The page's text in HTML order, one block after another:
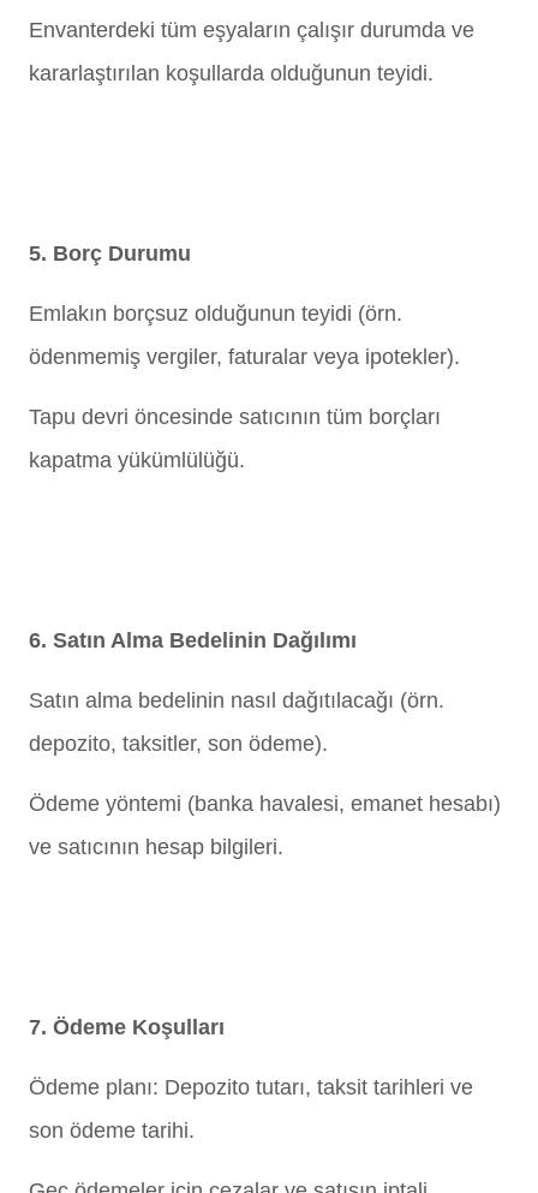
Envanterdeki tüm eşyaların çalışır durumda ve
kararlaştırılan koşullarda olduğunun teyidi.
5. Borç Durumu
Emlakın borçsuz olduğunun teyidi (örn.
ödenmemiş vergiler, faturalar veya ipotekler).
Tapu devri öncesinde satıcının tüm borçları
kapatma yükümlülüğü.
6. Satın Alma Bedelinin Dağılımı
Satın alma bedelinin nasıl dağıtılacağı (örn.
depozito, taksitler, son ödeme).
Ödeme yöntemi (banka havalesi, emanet hesabı)
ve satıcının hesap bilgileri.
7. Ödeme Koşulları
Ödeme planı: Depozito tutarı, taksit tarihleri ve
son ödeme tarihi.